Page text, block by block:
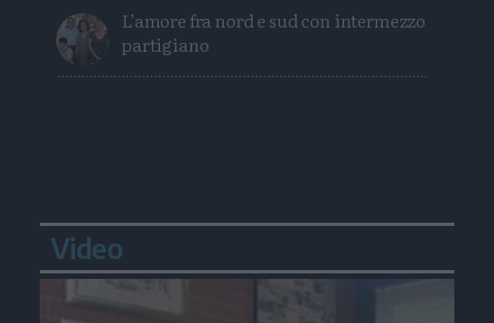
L’amore fra nord e sud con intermezzo
partigiano
Video